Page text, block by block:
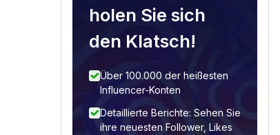
holen Sie sich
den Klatsch!
Über 100.000 der heißesten
Influencer-Konten
Detaillierte Berichte: Sehen Sie
ihre neuesten Follower, Likes